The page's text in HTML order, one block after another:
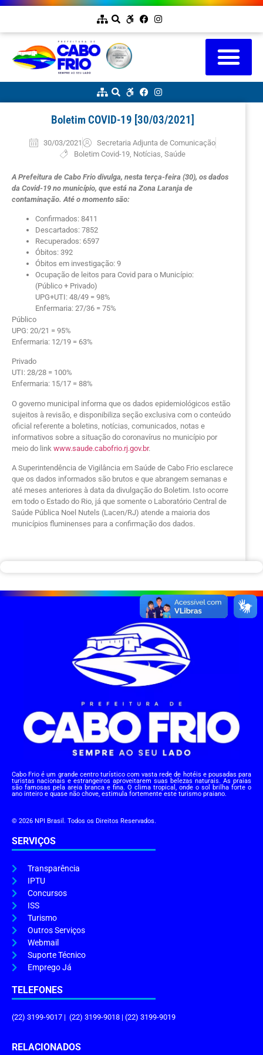
Boletim COVID-19 [30/03/2021]
30/03/2021
Secretaria Adjunta de Comunicação
Boletim Covid-19, Notícias Saúde
A Prefeitura de Cabo Frio divulga, nesta terça-feira (30), os dados
da Covid-19 no município, que está na Zona Laranja de
contaminação. Até o momento são:
Confirmados: 8411
Descartados: 7852
Recuperados: 6597
Óbitos: 392
Óbitos em investigação: 9
Ocupação de leitos para Covid para o Município:
(Público + Privado)
UPG+UTI: 48/49 = 98%
Enfermaria: 27/36 = 75%
Público
UPG: 20/21 = 95%
Enfermaria: 12/19 = 63%
Privado
UTI: 28/28 = 100%
Enfermaria: 15/17 = 88%
O governo municipal informa que os dados epidemiológicos estão
sujeitos à revisão, e disponibiliza seção exclusiva com o conteúdo
oficial referente a boletins, notícias, comunicados, notas e
informativos sobre a situação do coronavírus no município por
meio do link www.saude.cabofrio.rj.gov.br.
A Superintendência de Vigilância em Saúde de Cabo Frio esclarece
que os dados informados são brutos e que abrangem semanas e
até meses anteriores à data da divulgação do Boletim. Isto ocorre
em todo o Estado do Rio, já que somente o Laboratório Central de
Saúde Pública Noel Nutels (Lacen/RJ) atende a maioria dos
municípios fluminenses para a confirmação dos dados.
Cabo Frio é um grande centro turístico com vasta rede de hotéis e pousadas para
turistas nacionais e estrangeiros aproveitarem suas belezas naturais. As praias
são famosas pela areia branca e fina. O clima tropical, onde o sol brilha forte o
ano inteiro e quase não chove, estimula fortemente este turismo praiano.
© 2026 NPI Brasil. Todos os Direitos Reservados.
SERVIÇOS
Transparência
IPTU
Concursos
ISS
Turismo
Outros Serviços
Webmail
Suporte Técnico
Emprego Já
TELEFONES
(22) 3199-9017 | (22) 3199-9018 | (22) 3199-9019
RELACIONADOS